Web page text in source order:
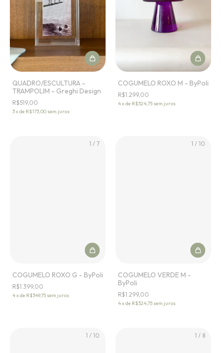
QUADRO/ESCULTURA -
TRAMPOLIM - Greghi Design
R$519,00
3xde R$173,00 sem juros
COGUMELO ROXO M - ByPoli
R$1.299,00
4xde R$324,75 sem juros
1 / 7
COGUMELO ROXO G - ByPoli
R$1.399,00
4xde R$349,75 sem juros
1 / 10
COGUMELO VERDE M -
ByPoli
R$1.299,00
4xde R$324,75 sem juros
1 / 10 1 / 8